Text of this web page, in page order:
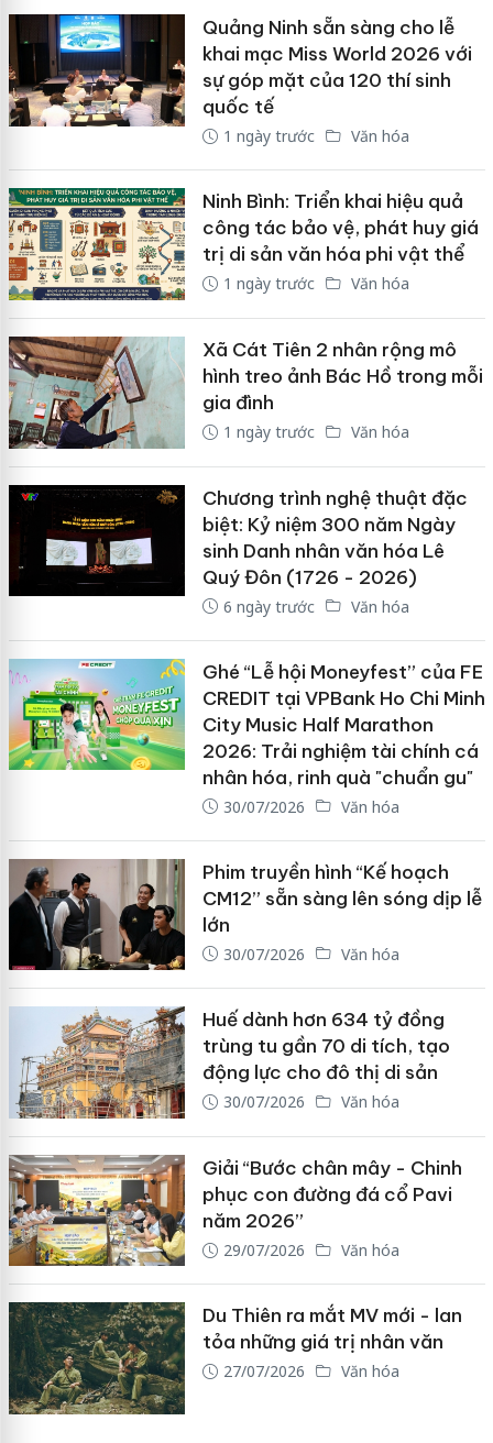
Quảng Ninh sẵn sàng cho lễ
khai mạc Miss World 2026 với
sự góp mặt của 120 thí sinh
quốc tế
1 ngày trước Văn hóa
Ninh Bình: Triển khai hiệu quả
công tác bảo vệ, phát huy giá
trị di sản văn hóa phi vật thể
1 ngày trước Văn hóa
Xã Cát Tiên 2 nhân rộng mô
hình treo ảnh Bác Hồ trong mỗi
gia đình
1 ngày trước Văn hóa
Chương trình nghệ thuật đặc
biệt: Kỷ niệm 300 năm Ngày
sinh Danh nhân văn hóa Lê
Quý Đôn (1726 - 2026)
6 ngày trước Văn hóa
Ghé “Lễ hội Moneyfest” của FE
CREDIT tại VPBank Ho Chi Minh
City Music Half Marathon
2026: Trải nghiệm tài chính cá
nhân hóa, rinh quà "chuẩn gu"
30/07/2026 Văn hóa
Phim truyền hình “Kế hoạch
CM12” sẵn sàng lên sóng dịp lễ
lớn
30/07/2026 Văn hóa
Huế dành hơn 634 tỷ đồng
trùng tu gần 70 di tích, tạo
động lực cho đô thị di sản
30/07/2026 Văn hóa
Giải “Bước chân mây - Chinh
phục con đường đá cổ Pavi
năm 2026”
29/07/2026 Văn hóa
Du Thiên ra mắt MV mới - lan
tỏa những giá trị nhân văn
27/07/2026 Văn hóa